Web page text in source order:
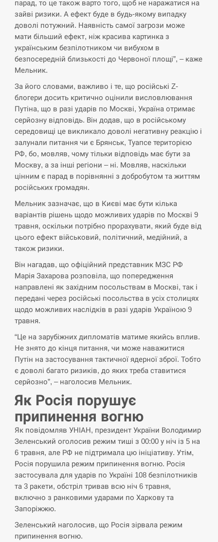
СЕРПЕНЬ
12:53
США обсуждают лицензии на Patriot для
Украины, несмотря на сомнения…
12:40
Латвія готова направити до 20 військових для
розблокування Ормузької протоки
СЕРПЕНЬ
12:23
Силы обороны поразили российскую
переправу, склады и другие важные объекты…
СЕРПЕНЬ
12:10
У США зафіксували рекордний спалах
циклоспорозу, захворіли понад 10 тисяч…
СЕРПЕНЬ
11:53
Под огнем “Эпицентр”, ROZETKA и “Новая
почта”: что известно об…
СЕРПЕНЬ
11:40
У зоопарку Токіо через спеку загинули три
СЕРПЕНЬ
11:23
Россияне ударили “Бардеролями” по Харькову,
есть пострадавшие
ЩЕ...
парад, то це також варто того, щоб не наражатися на
зайві ризики. А ефект буде в будь-якому випадку
доволі потужний. Наявність самої загрози може
мати більший ефект, ніж красива картинка з
українським безпілотником чи вибухом в
безпосередній близькості до Червоної площі”, – каже
Мельник.
За його словами, важливо і те, що російські Z-
блогери досить критично оцінили висловлювання
Путіна, що в разі ударів по Москві, Україна отримає
серйозну відповідь. Він додав, що в російському
середовищі це викликало доволі негативну реакцію і
залунали питання чи є Брянськ, Туапсе територією
РФ, бо, мовляв, чому тільки відповідь має бути за
Москву, а за інші регіони – ні. Мовляв, наскільки
цінним є парад в порівнянні з добробутом та життям
російських громадян.
Мельник зазначає, що в Києві має бути кілька
варіантів рішень щодо можливих ударів по Москві 9
травня, оскільки потрібно прорахувати, який буде від
цього ефект військовий, політичний, медійний, а
також ризики.
Він нагадав, що офіційний представник МЗС РФ
Марія Захарова розповіла, що попередження
направлені як західним посольствам в Москві, так і
передані через російські посольства в усіх столицях
щодо можливих наслідків в разі ударів Україною 9
травня.
“Це на зарубіжних дипломатів матиме якийсь вплив.
Не знято до кінця питання, чи може наважитися
Путін на застосування тактичної ядерної зброї. Тобто
є доволі багато ризиків, до яких треба ставитися
серйозно”, – наголосив Мельник.
Як Росія порушує
припинення вогню
Як повідомляв УНІАН, президент України Володимир
Зеленський оголосив режим тиші з 00:00 у ніч із 5 на
6 травня, але РФ не підтримала цю ініціативу. Утім,
Росія порушила режим припинення вогню. Росія
застосувала для ударів по Україні 108 безпілотників
та 3 ракети, обстріл тривав всю ніч 6 травня,
включно з ранковими ударами по Харкову та
Запоріжжю.
Зеленський наголосив, що Росія зірвала режим
припинення вогню.